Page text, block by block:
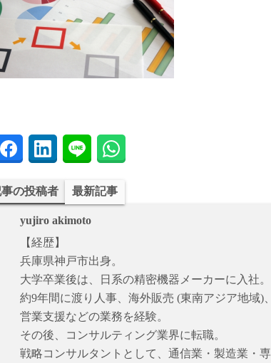
の投稿者 最新記事
yujiro akimoto
【経歴】
兵庫県神戸市出身。
大学卒業後は、日系の精密機器メーカーに入社。
約9年間に渡り人事、海外販売 (東南アジア地域)、
営業支援などの業務を経験。
その後、コンサルティング業界に転職。
戦略コンサルタントとして、通信業・製造業・専